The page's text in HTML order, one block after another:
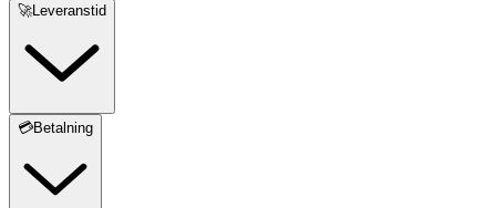
🚀Leveranstid
💳Betalning